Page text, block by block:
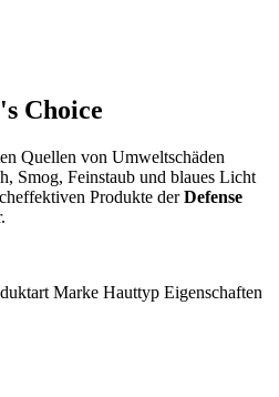
Choice
Quellen von Umweltschäden
Smog, Feinstaub und blaues Licht
Produkte derDefense
Marke Hauttyp Eigenschaften